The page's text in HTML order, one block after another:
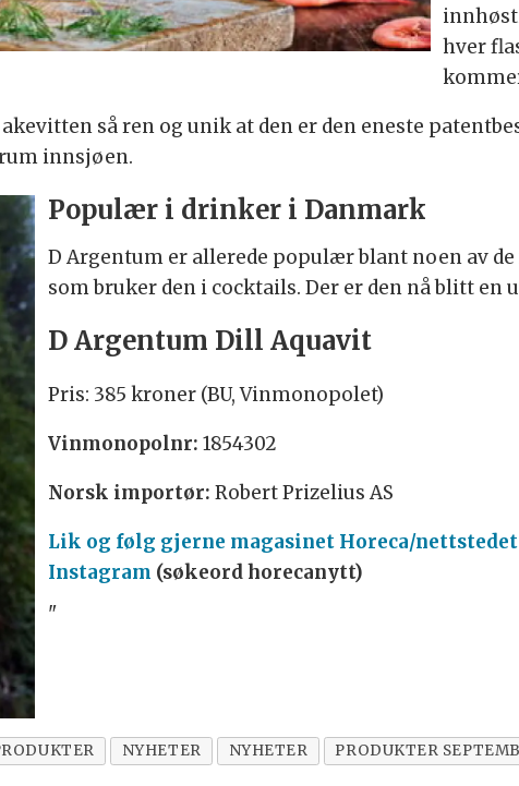
hver
så ren og unik at den er den eneste
innsjøen.
Populær i drinker i Danmark
D Argentum er allerede populær blant noen av
som bruker den i cocktails. Der er den nå blitt en
D Argentum Dill Aquavit
Pris: 385 kroner (BU, Vinmonopolet)
Vinmonopolnr: 1854302
Norsk importør: Robert Prizelius AS
Lik og følg gjerne magasinet Horeca/nettstedet
Instagram (søkeord horecanytt)
"
NYHETER NYHETER PRODUKTER